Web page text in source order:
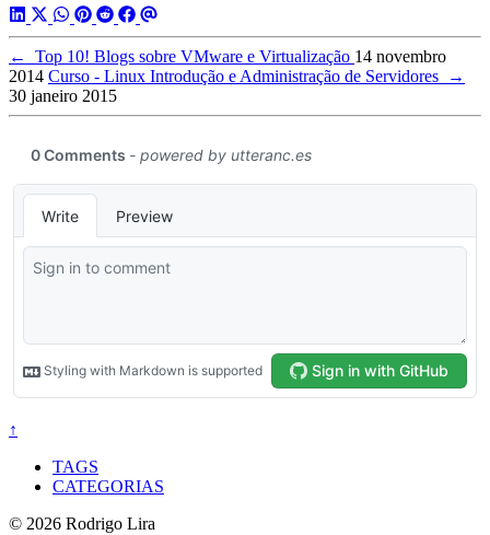
← Top 10! Blogs sobre VMware e Virtualização 14 novembro
2014 Curso - Linux Introdução e Administração de Servidores
→
30 janeiro 2015
↑
TAGS
CATEGORIAS
© 2026 Rodrigo Lira